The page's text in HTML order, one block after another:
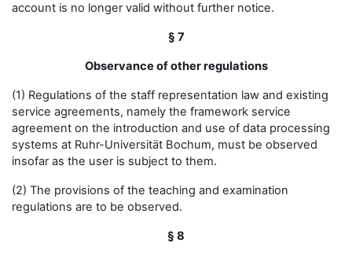
account is no longer valid without further notice.
§ 7
Observance of other regulations
(1) Regulations of the staff representation law and existing
service agreements, namely the framework service
agreement on the introduction and use of data processing
systems at Ruhr-Universität Bochum, must be observed
insofar as the user is subject to them.
(2) The provisions of the teaching and examination
regulations are to be observed.
§ 8